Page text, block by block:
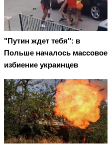
"Путин ждет тебя": в
Польше началось массовое
избиение украинцев